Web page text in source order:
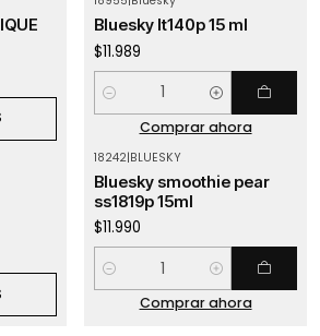
Bluesky lt140p 15 ml
$11.989
Cantidad
Comprar ahora
18242|BLUESKY
Bluesky smoothie pear
ss1819p 15ml
$11.990
Cantidad
Comprar ahora